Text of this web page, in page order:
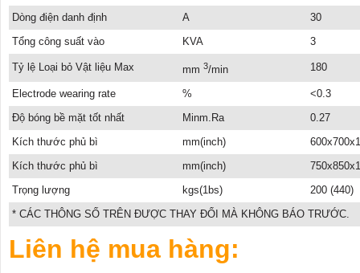
Dòng điện danh định A
30
Tổng công suất vào
KVA 3
Tỷ lệ Loại bỏ Vật liệu Max mm 3/min 180
Electrode wearing rate %
<0.3
Độ bóng bề mặt tốt nhất
Minm.Ra
0.27
Kích thước phủ bì
mm(inch)
Kích thước phủ bì
mm(inch)
Trọng lượng
kgs(1bs)
200 (440)
* CÁC THÔNG SỐ TRÊN ĐƯỢC THAY ĐỔI MÀ KHÔNG BÁO TRƯỚC.
Liên hệ mua hàng: